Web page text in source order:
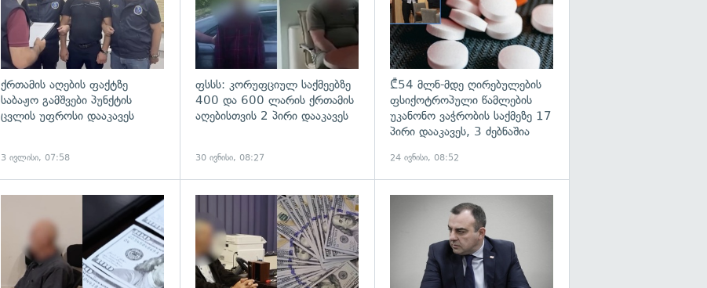
ქრთამის აღების ფაქტზე
საბაჟო გამშვები პუნქტის
ცვლის უფროსი დააკავეს
3 ივლისი, 07:58
ფსსს: კორუფციულ საქმეებზე
400 და 600 ლარის ქრთამის
აღებისთვის 2 პირი დააკავეს
30 ივნისი, 08:27
₾54 მლნ-მდე ღირებულების
ფსიქოტროპული წამლების
უკანონო ვაჭრობის საქმეზე 17
პირი დააკავეს, 3 ძებნაშია
24 ივნისი, 08:52
გადახედვა